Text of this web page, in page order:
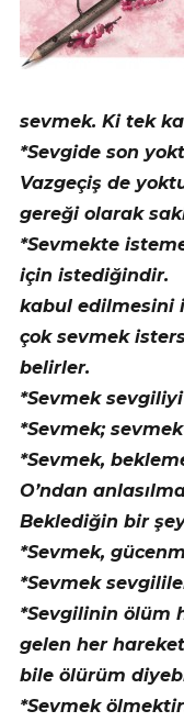
sevmek. Ki tek
*Sevgide son
Vazgeçiş de
gereği olarak
*Sevmekte
için istediğindir.
kabul edilmesini
çok sevmek
belirler.
*Sevmek
*Sevmek;
*Sevmek,
O’ndan
Beklediğin bir
*Sevmek,
*Sevmek
*Sevgilinin ölüm
gelen her
bile ölürüm
*Sevmek